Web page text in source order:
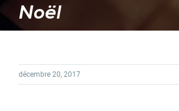
Noël
décembre 20, 2017